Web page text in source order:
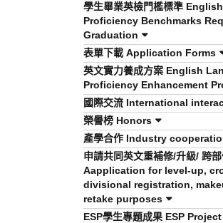
學生畢業英檢門檻標準 English
Proficiency Benchmarks
Graduation
表單下載 Application Forms
英文實力養成方案 English
Proficiency Enhancement
國際交流 International
榮譽榜 Honors
產學合作 Industry
申請共同英文重補修/升級/ 跨
Aapplication for level-up,
divisional registration,
retake purposes
ESP學生專題成果 ESP Project